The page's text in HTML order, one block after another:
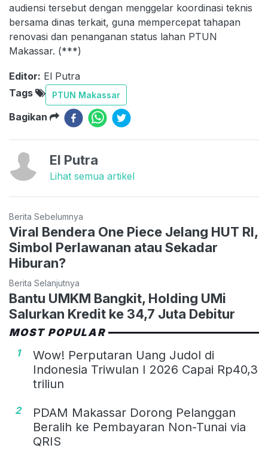
audiensi tersebut dengan menggelar koordinasi teknis
bersama dinas terkait, guna mempercepat tahapan
renovasi dan penanganan status lahan PTUN
Makassar. (***)
Editor: El Putra
Tags
PTUN Makassar
Bagikan
El Putra
Lihat semua artikel
Berita Sebelumnya
Viral Bendera One Piece Jelang HUT RI,
Simbol Perlawanan atau Sekadar
Hiburan?
Berita Selanjutnya
Bantu UMKM Bangkit, Holding UMi
Salurkan Kredit ke 34,7 Juta Debitur
MOST POPULAR
1
Wow! Perputaran Uang Judol di
Indonesia Triwulan I 2026 Capai Rp40,3
triliun
2
PDAM Makassar Dorong Pelanggan
Beralih ke Pembayaran Non-Tunai via
QRIS